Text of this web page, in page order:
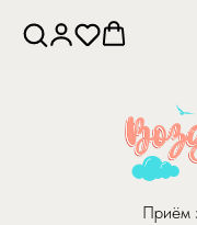
Приём